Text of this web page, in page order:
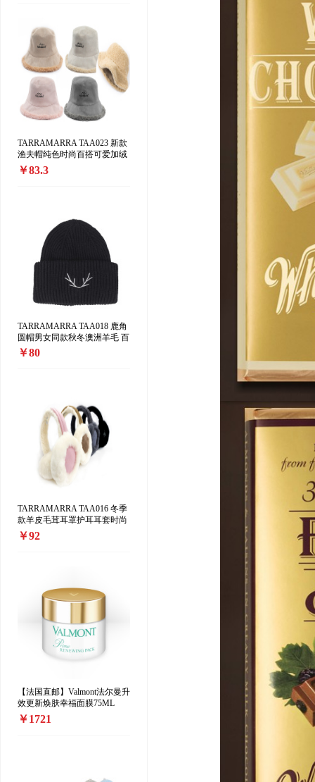
TARRAMARRA TAA023 新款
渔夫帽纯色时尚百搭可爱加绒
保暖渔夫帽正反两戴
￥83.3
TARRAMARRA TAA018 鹿角
圆帽男女同款秋冬澳洲羊毛 百
搭加厚保暖 针织毛线帽
￥80
TARRAMARRA TAA016 冬季
款羊皮毛茸耳罩护耳耳套时尚
可爱保暖
￥92
【法国直邮】Valmont法尔曼升
效更新焕肤幸福面膜75ML
￥1721